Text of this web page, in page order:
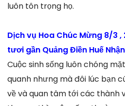
luôn tôn trọng họ.
Dịch vụ Hoa Chúc Mừng 8/3
tươi gần Quảng Điền Huế
Cuộc sinh sống luôn chóng
quanh nhưng mà đôi lúc bạn
về và quan tâm tới các thành